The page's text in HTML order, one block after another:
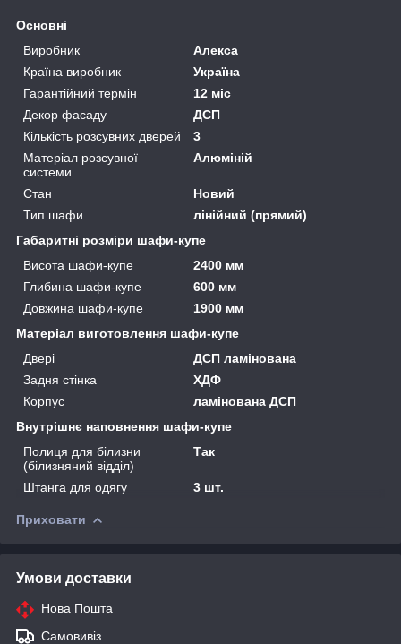
Основні
Виробник
Алекса
Країна виробник
Україна
Гарантійний термін
12 міс
Декор фасаду
ДСП
Кількість розсувних дверей
3
Матеріал розсувної
системи
Алюміній
Стан
Новий
Тип шафи
лінійний (прямий)
Габаритні розміри шафи-купе
Висота шафи-купе
2400 мм
Глибина шафи-купе
600 мм
Довжина шафи-купе
1900 мм
Матеріал виготовлення шафи-купе
Двері
ДСП ламінована
Задня стінка
ХДФ
Корпус
ламінована ДСП
Внутрішнє наповнення шафи-купе
Полиця для білизни
(білизняний відділ)
Так
Штанга для одягу 3 шт.
Приховати
Умови доставки
Нова Пошта
Самовивіз